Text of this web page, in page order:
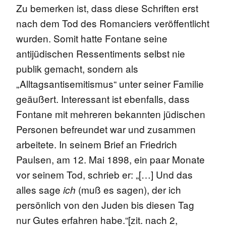
Zu bemerken ist, dass diese Schriften erst
nach dem Tod des Romanciers veröffentlicht
wurden. Somit hatte Fontane seine
antijüdischen Ressentiments selbst nie
publik gemacht, sondern als
„Alltagsantisemitismus“ unter seiner Familie
geäußert. Interessant ist ebenfalls, dass
Fontane mit mehreren bekannten jüdischen
Personen befreundet war und zusammen
arbeitete. In seinem Brief an Friedrich
Paulsen, am 12. Mai 1898, ein paar Monate
vor seinem Tod, schrieb er: „[…] Und das
alles sage ich (muß es sagen), der ich
persönlich von den Juden bis diesen Tag
nur Gutes erfahren habe.“[zit. nach 2,